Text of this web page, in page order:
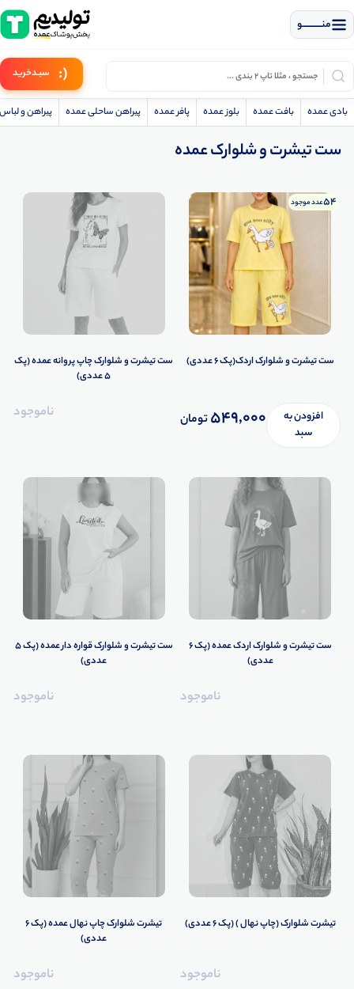
منــــــــــــو
(: سبـدخرید
بادی عمده بافت عمده بلوز عمده پافر عمده پیراهن ساحلی عمده پیراهن و
ست تیشرت و شلوارک عمده
ست تیشرت و شلوارک اردک(پک 6 عددی)
54عدد موجود
افزودن به
سبد
549,000تومان
ست تیشرت و شلوارک چاپ پروانه عمده (پک
5 عددی)
ناموجود
ست تیشرت و شلوارک اردک عمده (پک 6
عددی)
ناموجود
ست تیشرت و شلوارک قواره دار عمده (پک 5
عددی)
ناموجود
تیشرت شلوارک (چاپ نهال ) (پک 6 عددی)
ناموجود
تیشرت شلوارک چاپ نهال عمده (پک 6
عددی)
ناموجود